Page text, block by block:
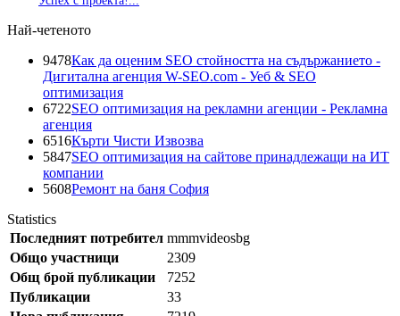
Най-четеното
9478Как да оценим SEO стойността на съдържанието -
Дигитална агенция W-SEO.com - Уеб & SEO
оптимизация
6722SEO оптимизация на рекламни агенции - Рекламна
агенция
6516Кърти Чисти Извозва
5847SEO оптимизация на сайтове принадлежащи на ИТ
компании
5608Ремонт на баня София
Statistics
Последният потребител mmmvideosbg
Общо участници
2309
Общ брой публикации
7252
Публикации
33